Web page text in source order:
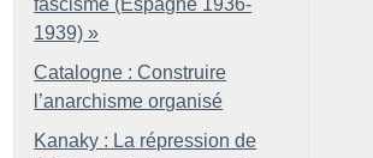
fascisme (Espagne 1936-
1939) »
Catalogne : Construire
l’anarchisme organisé
Kanaky : La répression de